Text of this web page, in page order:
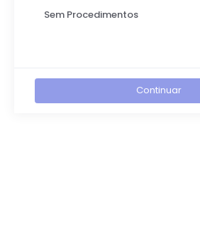
Sem Procedimentos
Continuar